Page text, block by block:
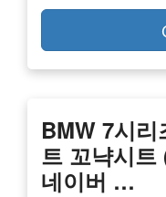
BMW 7시리
트 꼬냑시
네이버 …